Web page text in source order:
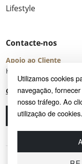
Utilizamos cookies
navegação,
nosso tráfego. Ao
utilização de cookies.
Lifestyle
Contacte-nos
Apoio ao Cliente
Horário de
Centro de Ajuda
Ligue-nos